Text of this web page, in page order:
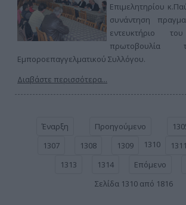
Επιμελητηρίου
συνάντηση
εντευκτήριο
πρωτοβουλία
Εμποροεπαγγελματικού Συλλόγου.
Διαβάστε περισσότερα...
Έναρξη Προηγούμενο
1307
1308 1309 1310 1311
1313
1314 Επόμενο
Σελίδα 1310 από 1816